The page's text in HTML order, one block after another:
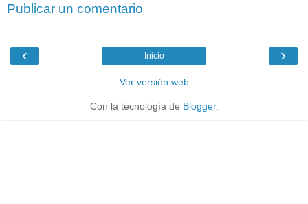
Publicar un comentario
‹ ›
Inicio
Ver versión web
Con la tecnología de Blogger.